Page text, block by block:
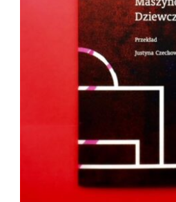
DODAJ DO KOSZYKA /